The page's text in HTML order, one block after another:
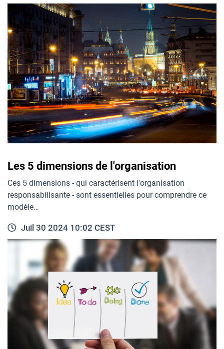
Les 5 dimensions de l'organisation
Ces 5 dimensions - qui caractérisent l'organisation
responsabilisante - sont essentielles pour comprendre ce
modèle…
Juil 30 2024 10:02 CEST